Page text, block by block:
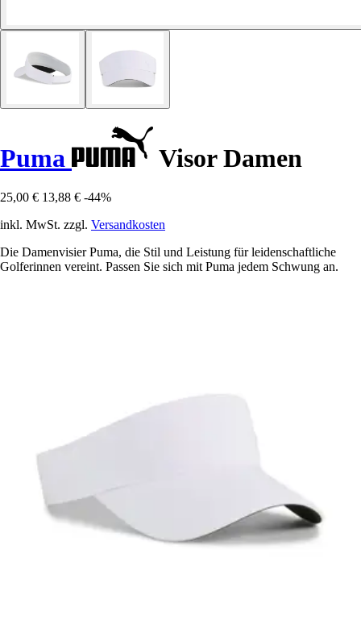
Puma Visor Damen
25,00 € 13,88 € -44%
inkl. MwSt. zzgl. Versandkosten
Die Damenvisier Puma, die Stil und Leistung für leidenschaftliche
Golferinnen vereint. Passen Sie sich mit Puma jedem Schwung an.